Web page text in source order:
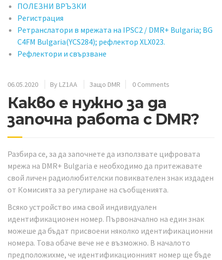
ПОЛЕЗНИ ВРЪЗКИ
Регистрация
Ретранслатори в мрежата на IPSC2 / DMR+ Bulgaria; BG
C4FM Bulgaria(YCS284); рефлектор XLX023.
Рефлектори и свързване
06.05.2020 By LZ1AA Защо DMR 0 Comments
Какво е нужно за да
започна работа с DMR?
Разбира се, за да започнете да използвате цифровата
мрежа на DMR+ Bulgaria е необходимо да притежавате
свой личен радиолюбителски повиквателен знак издаден
от Комисията за регулиране на съобщенията.
Всяко устройство има свой индивидуален
идентификационен номер. Първоначално на един знак
можеше да бъдат присвоени няколко идентификационни
номера. Това обаче вече не е възможно. В началото
предположихме, че идентификационният номер ще бъде